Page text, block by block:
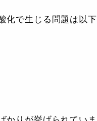
化で生じる問題は以下